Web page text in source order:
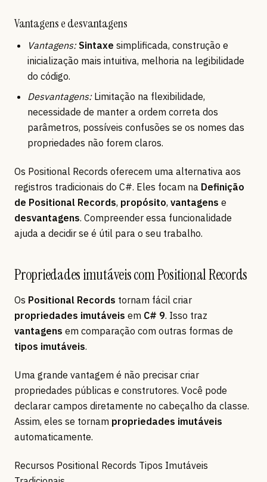
Vantagens e desvantagens
Vantagens: Sintaxe simplificada, construção e
inicialização mais intuitiva, melhoria na legibilidade
do código.
Desvantagens:Limitação na flexibilidade,
necessidade de manter a ordem correta dos
parâmetros, possíveis confusões se os nomes das
propriedades não forem claros.
Os Positional Records oferecem uma alternativa aos
registros tradicionais do C#. Eles focam na Definição
de Positional Records, propósito, vantagens e
desvantagens. Compreender essa funcionalidade
ajuda a decidir se é útil para o seu trabalho.
Propriedades imutáveis com Positional Records
Os Positional Records tornam fácil criar
propriedades imutáveis em C# 9. Isso traz
vantagens em comparação com outras formas de
tipos imutáveis.
Uma grande vantagem é não precisar criar
propriedades públicas e construtores. Você pode
declarar campos diretamente no cabeçalho da classe.
Assim, eles se tornam propriedades imutáveis
automaticamente.
Recursos Positional Records Tipos Imutáveis